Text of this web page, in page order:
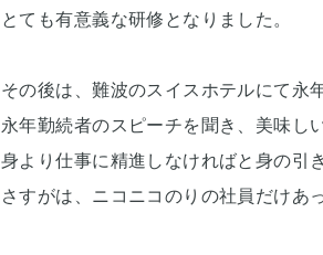
とても有意義な研修となりました。
その後は、難波のスイスホテルにて永
永年勤続者のスピーチを聞き、美味し
身より仕事に精進しなければと身の引
さすがは、ニコニコのりの社員だけあ